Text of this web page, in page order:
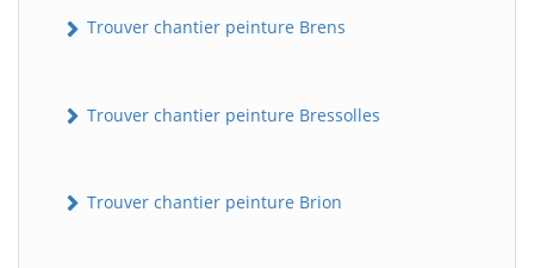
Trouver chantier peinture Brens
Trouver chantier peinture Bressolles
Trouver chantier peinture Brion